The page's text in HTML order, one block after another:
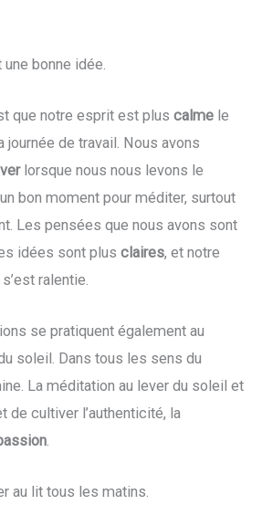
bonne idée.
que notre esprit est plus calme le
journée de travail. Nous avons
lorsque nous nous levons le
bon moment pour méditer, surtout
Les pensées que nous avons sont
idées sont plus claires, et notre
ralentie.
se pratiquent également au
soleil. Dans tous les sens du
La méditation au lever du soleil et
de cultiver l’authenticité, la
.
au lit tous les matins.